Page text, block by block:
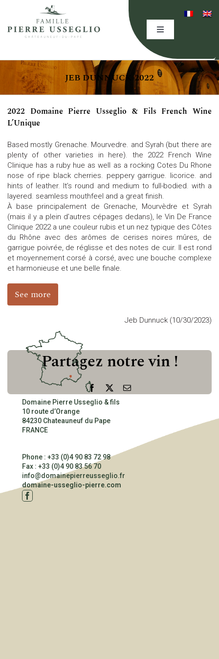
content
Toggle
THE DOMAINE
OUR WINES
EVENING(S)
EVENTS
CONTACT
JEB DUNNUCK 2022
2022 Domaine Pierre Usseglio & Fils French Wine
L’Unique
Based mostly Grenache. Mourvedre. and Syrah (but there are
plenty of other varieties in here). the 2022 French Wine
Clinique has a ruby hue as well as a rocking Cotes Du Rhone
nose of ripe black cherries. peppery garrigue. licorice. and
hints of leather. It’s round and medium to full-bodied. with a
layered. seamless mouthfeel and a great finish.
À base principalement de Grenache, Mourvèdre et Syrah
(mais il y a plein d’autres cépages dedans), le Vin De France
Clinique 2022 a une couleur rubis et un nez typique des Côtes
du Rhône avec des arômes de cerises noires mûres, de
garrigue poivrée, de réglisse et des notes de cuir. Il est rond
et moyennement corsé à corsé, avec une bouche complexe
et harmonieuse et une belle finale.
See more
Jeb Dunnuck (10/30/2023)
Partagez notre vin !
Facebook
Email
Domaine Pierre Usseglio & fils
10 route d’Orange
84230 Chateauneuf du Pape
FRANCE
Phone : +33 (0)4 90 83 72 98
Fax : +33 (0)4 90 83 56 70
info@domainepierreusseglio.fr
domaine-usseglio-pierre.com